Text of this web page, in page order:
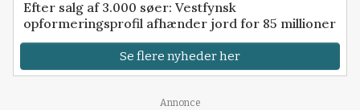
Efter salg af 3.000 søer: Vestfynsk
opformeringsprofil afhænder jord for 85 millioner
Se flere nyheder her
Annonce